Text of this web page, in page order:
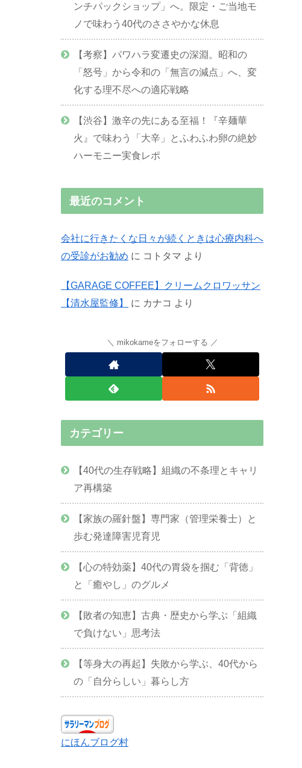
ンチパックショップ」へ。限定・ご当地モ
ノで味わう40代のささやかな休息
【考察】パワハラ変遷史の深淵。昭和の
「怒号」から令和の「無言の減点」へ、変
化する理不尽への適応戦略
【渋谷】激辛の先にある至福！『辛麺華
火』で味わう「大辛」とふわふわ卵の絶妙
ハーモニー実食レポ
最近のコメント
会社に行きたくな日々が続くときは心療内科へ
の受診がお勧め に コトタマ より
【GARAGE COFFEE】クリームクロワッサン
【清水屋監修】
に カナコ より
mikokameをフォローする
カテゴリー
【40代の生存戦略】組織の不条理とキャリ
ア再構築
【家族の羅針盤】専門家（管理栄養士）と
歩む発達障害児育児
【心の特効薬】40代の胃袋を掴む「背徳」
と「癒やし」のグルメ
【敗者の知恵】古典・歴史から学ぶ「組織
で負けない」思考法
【等身大の再起】失敗から学ぶ、40代から
の「自分らしい」暮らし方
にほんブログ村